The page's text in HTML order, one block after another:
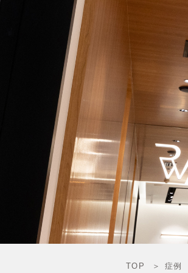
TOP 症例